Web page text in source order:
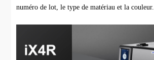
numéro de lot, le type de matériau et la couleur.